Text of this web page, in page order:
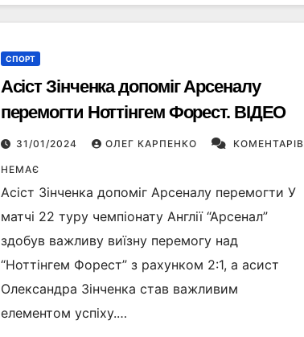
СПОРТ
Асіст Зінченка допоміг Арсеналу
перемогти Ноттінгем Форест. ВІДЕО
31/01/2024 ОЛЕГ КАРПЕНКО КОМЕНТАРІВ
НЕМАЄ
Асіст Зінченка допоміг Арсеналу перемогти У
матчі 22 туру чемпіонату Англії “Арсенал”
здобув важливу виїзну перемогу над
“Ноттінгем Форест” з рахунком 2:1, а асист
Олександра Зінченка став важливим
елементом успіху.…